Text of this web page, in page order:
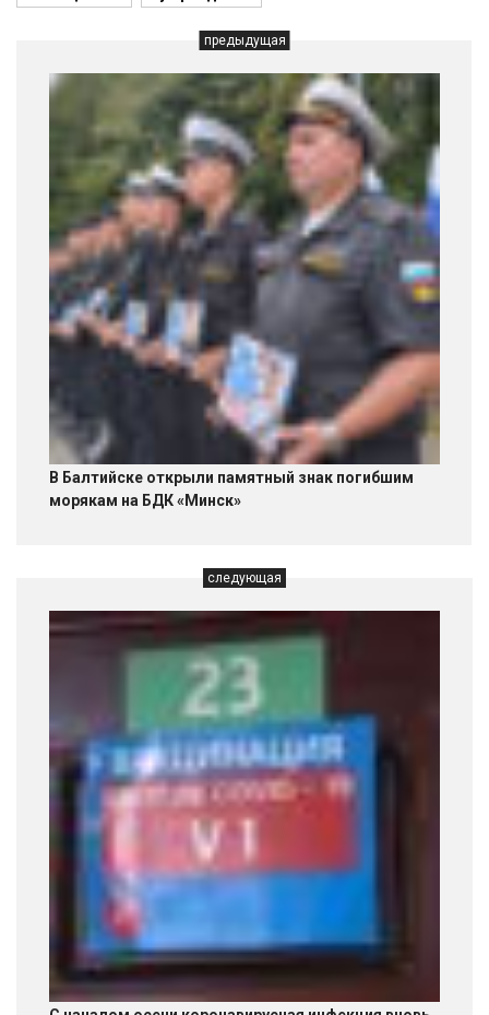
предыдущая
В Балтийске открыли памятный знак погибшим
морякам на БДК «Минск»
следующая